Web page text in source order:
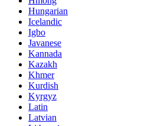
Hungarian
Icelandic
Igbo
Javanese
Kannada
Kazakh
Khmer
Kurdish
Kyrgyz
Latin
Latvian